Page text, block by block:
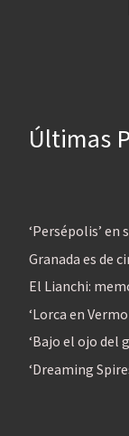
Últimas
‘Persépolis’
Granada es de
El Lianchi:
‘Lorca en
‘Bajo el ojo del
‘Dreaming